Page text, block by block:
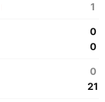
1
0
0
0
21